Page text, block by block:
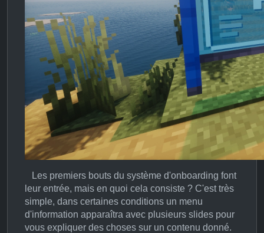
Les premiers bouts du système d'onboarding font
leur entrée, mais en quoi cela consiste ? C'est très
simple, dans certaines conditions un menu
d'information apparaîtra avec plusieurs slides pour
vous expliquer des choses sur un contenu donné.